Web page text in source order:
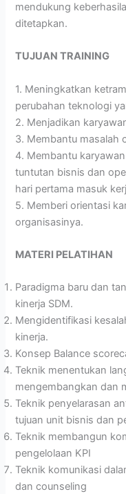
mendukung
ditetapkan.
TUJUAN TRAINING
1. Meningkatkan
perubahan teknologi
2. Menjadikan
3. Membantu masalah
4. Membantu
tuntutan bisnis dan
hari pertama masuk
5. Memberi orientasi
organisasinya.
MATERI PELATIHAN
Paradigma baru dan
kinerja SDM.
Mengidentifikasi
kinerja.
Konsep Balance
Teknik menentukan
mengembangkan dan
Teknik penyelarasan
tujuan unit bisnis dan
Teknik membangun
pengelolaan KPI
Teknik komunikasi
dan counseling